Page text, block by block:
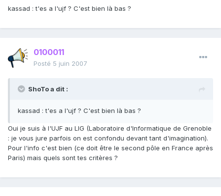
kassad : t'es a l'ujf ? C'est bien là bas ?
0100011
Posté 5 juin 2007
ShoTo a dit :
kassad : t'es a l'ujf ? C'est bien là bas ?
Oui je suis à l'UJF au LIG (Laboratoire d'Informatique de Grenoble
: je vous jure parfois on est confondu devant tant d'imagination).
Pour l'info c'est bien (ce doit être le second pôle en France après
Paris) mais quels sont tes critères ?